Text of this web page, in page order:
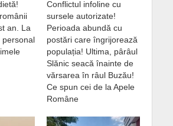
an. La
personal
Conflictul infoline cu
sursele autorizate!
Perioada abundă cu
postări care îngrijorează
populația! Ultima, pârâul
Slănic seacă înainte de
vărsarea în râul Buzău!
Ce spun cei de la Apele
Române